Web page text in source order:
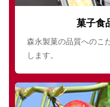
菓子食
森永製菓の品質へのこ
します。